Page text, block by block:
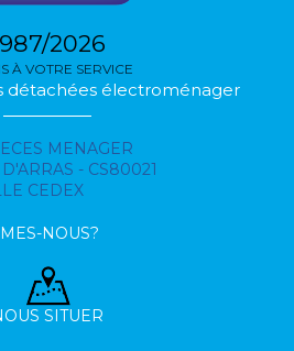
2026
À VOTRE SERVICE
détachées électroménager
MENAGER
- CS80021
CEDEX
NOUS?
SITUER